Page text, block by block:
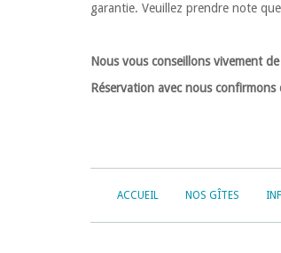
garantie. Veuillez prendre note
Nous vous conseillons vivement
Réservation avec nous
ACCUEIL NOS GÎTES